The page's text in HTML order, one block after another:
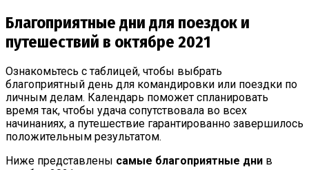
Благоприятные дни для поездок и
путешествий в октябре 2021
Ознакомьтесь с таблицей, чтобы выбрать
благоприятный день для командировки или поездки по
личным делам. Календарь поможет спланировать
время так, чтобы удача сопутствовала во всех
начинаниях, а путешествие гарантированно завершилось
положительным результатом.
Ниже представлены самые благоприятные дни в